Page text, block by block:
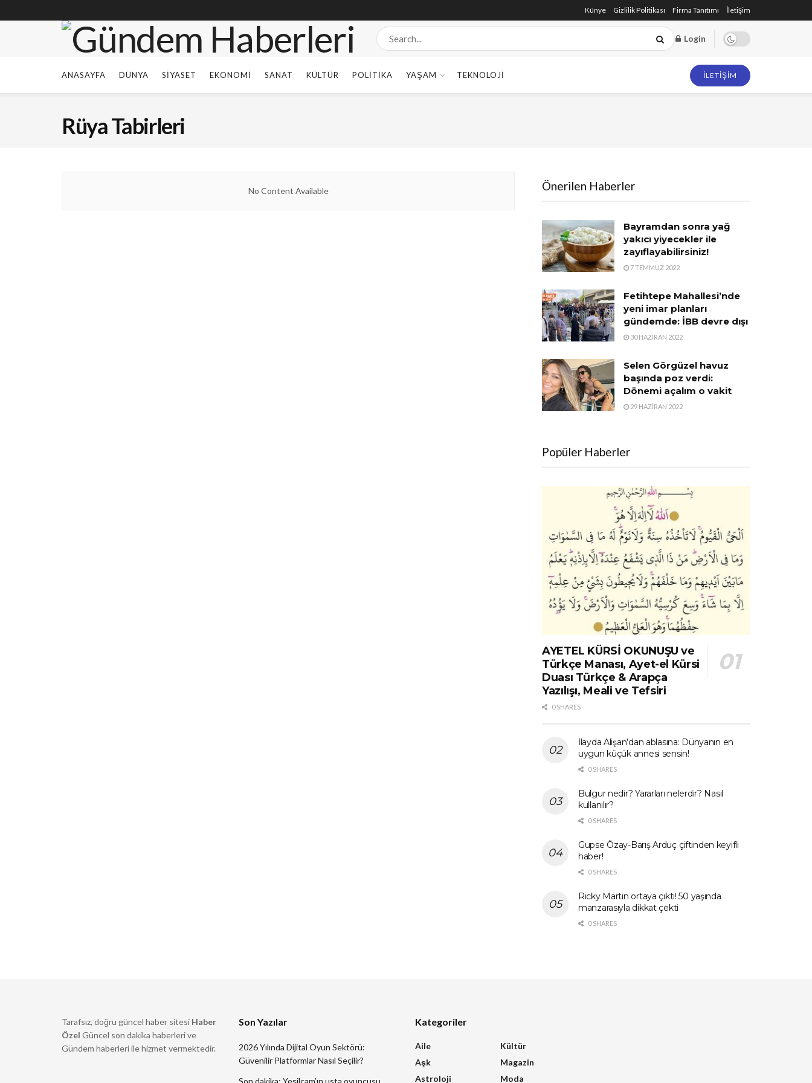
Künye Gizlilik Politikası Firma Tanıtımı İletişim
Login
ANASAYFA DÜNYA SIYASET EKONOMI SANAT KÜLTÜR POLITIKA YAŞAM TEKNOLOJI İLETIŞIM
Rüya Tabirleri
No Content Available Önerilen Haberler
Bayramdan sonra yağ
yakıcı yiyecekler ile
zayıflayabilirsiniz!
7 TEMMUZ 2022
Fetihtepe Mahallesi’nde
yeni imar planları
gündemde: İBB devre dışı
30 HAZIRAN 2022
Selen Görgüzel havuz
başında poz verdi:
Dönemi açalım o vakit
29 HAZIRAN 2022
Popüler Haberler
AYETEL KÜRSİ OKUNUŞU ve
Türkçe Manası, Ayet-el Kürsi
Duası Türkçe & Arapça
Yazılışı, Meali ve Tefsiri
0 SHARES
İlayda Alişan’dan ablasına: Dünyanın en
uygun küçük annesi sensin!
0 SHARES
Bulgur nedir? Yararları nelerdir? Nasıl
kullanılır?
0 SHARES
Gupse Özay-Barış Arduç çiftinden keyifli
haber!
0 SHARES
Ricky Martin ortaya çıktı! 50 yaşında
manzarasıyla dikkat çekti
0 SHARES
Tarafsız, doğru güncel haber sitesi Haber
Özel Güncel son dakika haberleri ve
Gündem haberleri ile hizmet vermektedir.
Son Yazılar
2026 Yılında Dijital Oyun Sektörü:
Güvenilir Platformlar Nasıl Seçilir?
Son dakika: Yeşilçam’ın usta oyuncusu
Kategoriler
Aile
Aşk
Astroloji
Kültür
Magazin
Moda